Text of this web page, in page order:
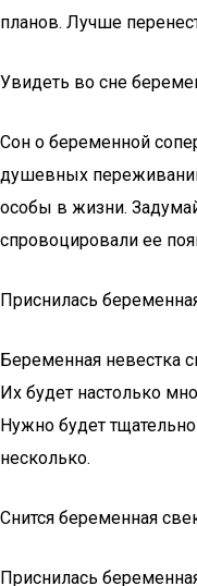
планов. Лучше
Увидеть во сне
Сон о беременной
душевных
особы в жизни.
спровоцировали ее
Приснилась
Беременная невестка
Их будет настолько
Нужно будет
несколько.
Снится беременная
Приснилась